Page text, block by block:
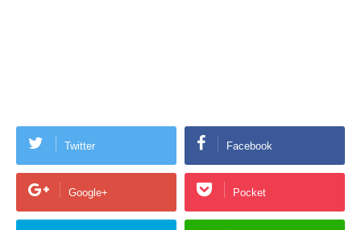
Twitter Facebook
Google+ Pocket